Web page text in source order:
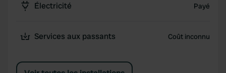
Électricité Payé
Services aux passants Coût inconnu